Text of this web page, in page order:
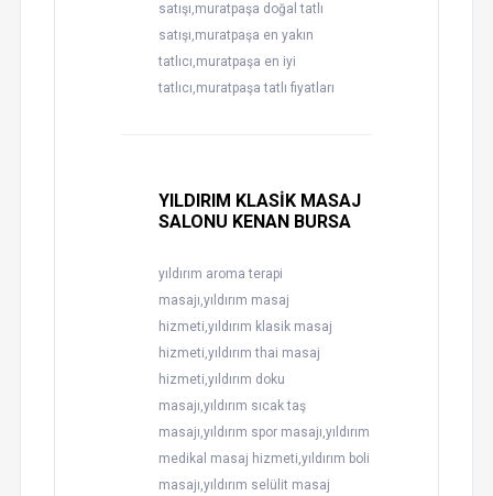
satışı,muratpaşa doğal tatlı
satışı,muratpaşa en yakın
tatlıcı,muratpaşa en iyi
tatlıcı,muratpaşa tatlı fiyatları
YILDIRIM KLASİK MASAJ
SALONU KENAN BURSA
yıldırım aroma terapi
masajı,yıldırım masaj
hizmeti,yıldırım klasik masaj
hizmeti,yıldırım thai masaj
hizmeti,yıldırım doku
masajı,yıldırım sıcak taş
masajı,yıldırım spor masajı,yıldırım
medikal masaj hizmeti,yıldırım boli
masajı,yıldırım selülit masaj